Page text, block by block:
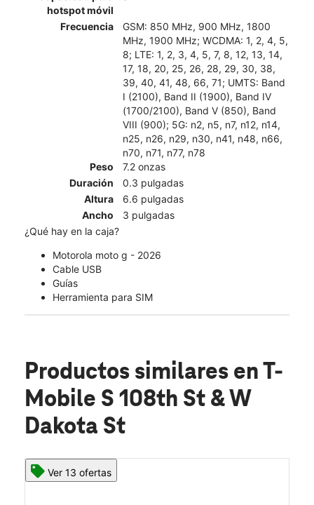
hotspot móvil
Frecuencia
GSM: 850 MHz, 900 MHz, 1800
MHz, 1900 MHz; WCDMA: 1, 2, 4, 5,
8; LTE: 1, 2, 3, 4, 5, 7, 8, 12, 13, 14,
17, 18, 20, 25, 26, 28, 29, 30, 38,
39, 40, 41, 48, 66, 71; UMTS: Band
I (2100), Band II (1900), Band IV
(1700/2100), Band V (850), Band
VIII (900); 5G: n2, n5, n7, n12, n14,
n25, n26, n29, n30, n41, n48, n66,
n70, n71, n77, n78
Peso
7.2 onzas
Duración
0.3 pulgadas
Altura
6.6 pulgadas
Ancho
3 pulgadas
¿Qué hay en la caja?
Motorola moto g - 2026
Cable USB
Guías
Herramienta para SIM
Productos similares en T-
Mobile S 108th St & W
Dakota St
Ver 13 ofertas